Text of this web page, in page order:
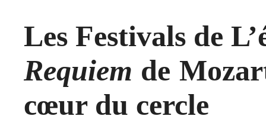
Les Festivals de
Requiem de
cœur du cercle